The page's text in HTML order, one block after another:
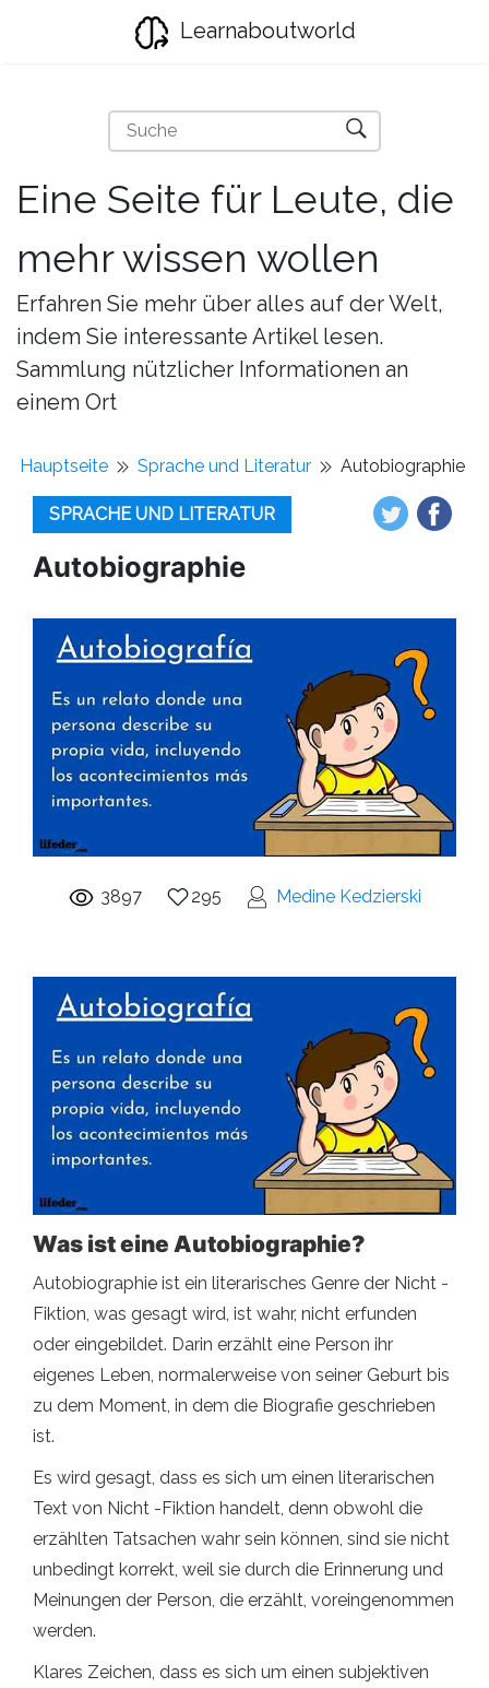
Learnaboutworld
Eine Seite für Leute, die
mehr wissen wollen
Erfahren Sie mehr über alles auf der Welt,
indem Sie interessante Artikel lesen.
Sammlung nützlicher Informationen an
einem Ort
Hauptseite Sprache und Literatur Autobiographie
SPRACHE UND LITERATUR
Autobiographie
3897 295 Medine Kedzierski
Was ist eine Autobiographie?
Autobiographie ist ein literarisches Genre der Nicht -
Fiktion, was gesagt wird, ist wahr, nicht erfunden
oder eingebildet. Darin erzählt eine Person ihr
eigenes Leben, normalerweise von seiner Geburt bis
zu dem Moment, in dem die Biografie geschrieben
ist.
Es wird gesagt, dass es sich um einen literarischen
Text von Nicht -Fiktion handelt, denn obwohl die
erzählten Tatsachen wahr sein können, sind sie nicht
unbedingt korrekt, weil sie durch die Erinnerung und
Meinungen der Person, die erzählt, voreingenommen
werden.
Klares Zeichen, dass es sich um einen subjektiven